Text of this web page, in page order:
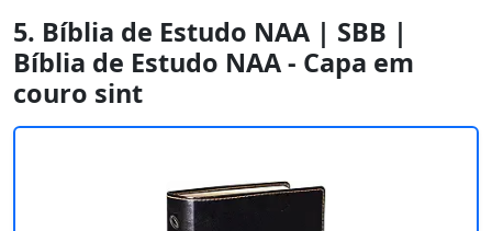
5. Bíblia de Estudo NAA | SBB |
Bíblia de Estudo NAA - Capa em
couro sint